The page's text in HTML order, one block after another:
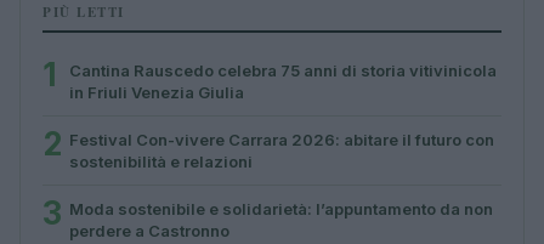
PIÙ LETTI
1
Cantina Rauscedo celebra 75 anni di storia vitivinicola
in Friuli Venezia Giulia
2 Festival Con-vivere Carrara 2026: abitare il futuro con
sostenibilità e relazioni
3 Moda sostenibile e solidarietà: l’appuntamento da non
perdere a Castronno